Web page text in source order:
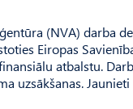
(NVA) darba
Eiropas
atbalstu.
uzsākšanas.